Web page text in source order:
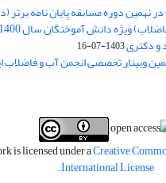
نهمین دوره مسابقه پایان نامه برتر
و دکتری1403-07-16
وبینار تخصصی انجمن آب و فاضلاب
is licensed under aCreative
International License
.